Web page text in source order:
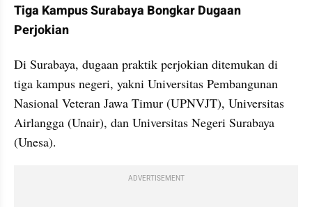
video from internal kumparan
Tiga Kampus Surabaya Bongkar Dugaan
Perjokian
Di Surabaya, dugaan praktik perjokian ditemukan di
tiga kampus negeri, yakni Universitas Pembangunan
Nasional Veteran Jawa Timur (UPNVJT), Universitas
Airlangga (Unair), dan Universitas Negeri Surabaya
(Unesa).
ADVERTISEMENT